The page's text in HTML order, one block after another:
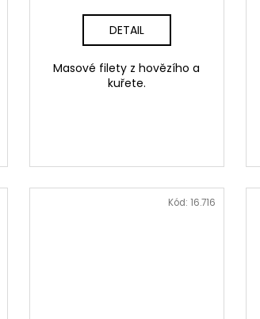
DETAIL
Masové filety z hovězího a
kuřete.
Kód: 16.716